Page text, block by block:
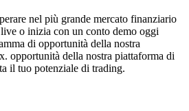
nel più grande mercato finanziario
o inizia con un conto demo oggi
di opportunità della nostra
opportunità della nostra piattaforma di
il tuo potenziale di trading.